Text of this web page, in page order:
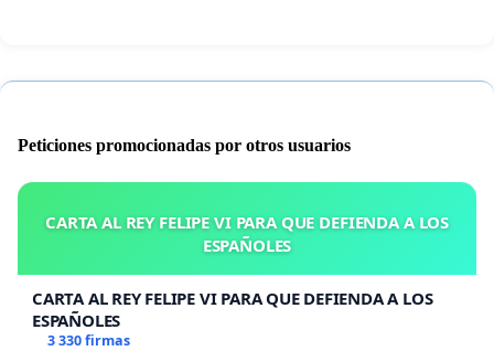
Peticiones promocionadas por otros usuarios
CARTA AL REY FELIPE VI PARA QUE DEFIENDA A LOS
ESPAÑOLES
CARTA AL REY FELIPE VI PARA QUE DEFIENDA A LOS
ESPAÑOLES
3 330 firmas